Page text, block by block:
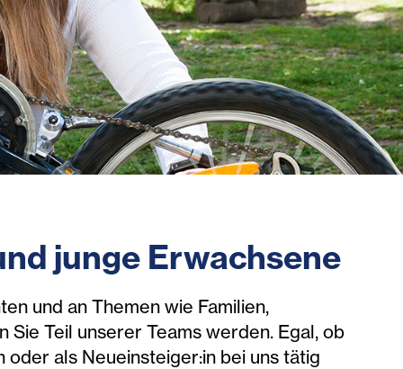
junge Erwachsene
und an Themen wie Familien,
Teil unserer Teams werden. Egal, ob
als Neueinsteiger:in bei uns tätig